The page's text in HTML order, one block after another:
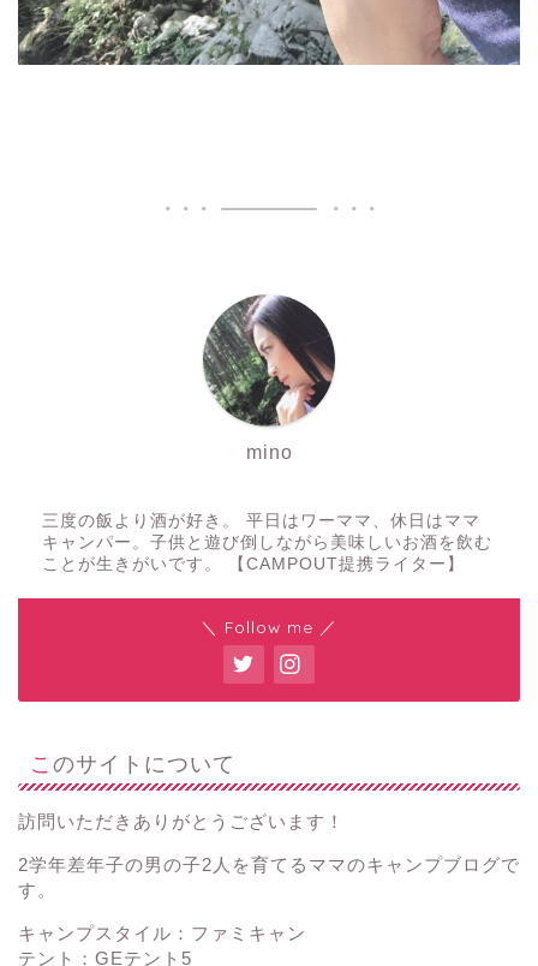
mino
三度の飯より酒が好き。 平日はワーママ、休日はママ
キャンパー。子供と遊び倒しながら美味しいお酒を飲む
ことが生きがいです。 【CAMPOUT提携ライター】
＼ Follow me ／
このサイトについて
訪問いただきありがとうございます！
2学年差年子の男の子2人を育てるママのキャンプブログで
す。
キャンプスタイル：ファミキャン
テント：GEテント5